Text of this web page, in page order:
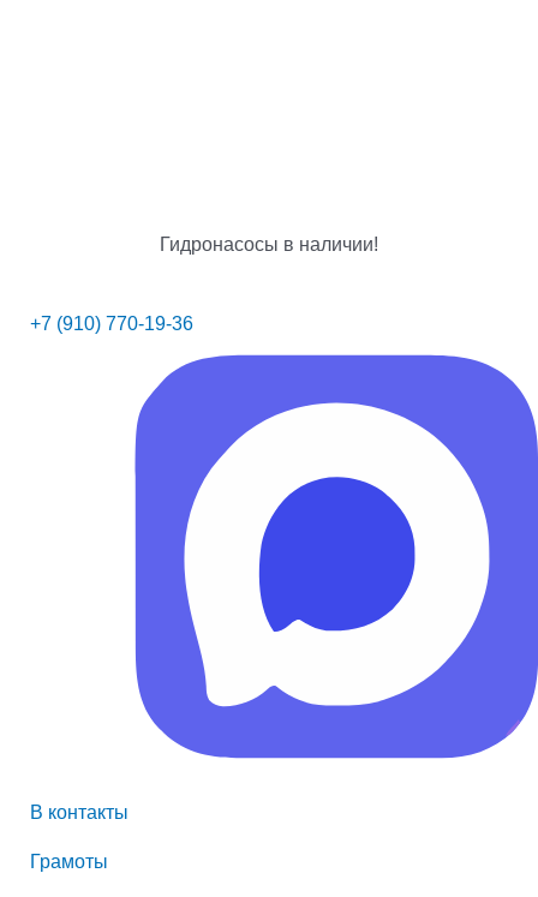
Гидронасосы в наличии!
+7 (910) 770-19-36
В контакты
Грамоты